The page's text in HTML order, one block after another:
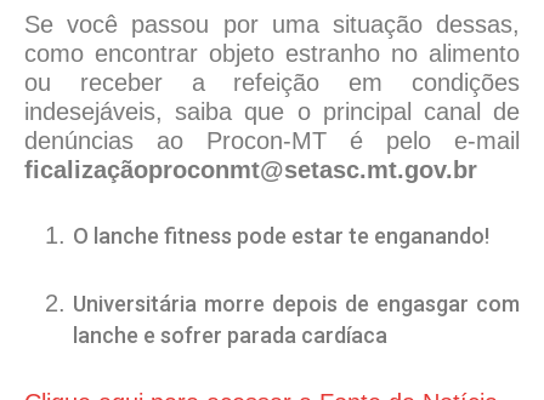
Se você passou por uma situação dessas,
como encontrar objeto estranho no alimento
ou receber a refeição em condições
indesejáveis, saiba que o principal canal de
denúncias ao Procon-MT é pelo e-mail
ficalizaçãoproconmt@setasc.mt.gov.br
O lanche fitness pode estar te enganando!
Universitária morre depois de engasgar com
lanche e sofrer parada cardíaca